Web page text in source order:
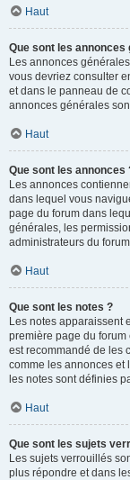
Haut
Que sont les annonces
Les annonces
vous devriez consulter
et dans le panneau de
annonces générales
Haut
Que sont les annonces
Les annonces
dans lequel vous
page du forum dans
générales, les
administrateurs du
Haut
Que sont les notes ?
Les notes apparaissent
première page du forum
est recommandé de les
comme les annonces et
les notes sont définies
Haut
Que sont les sujets
Les sujets verrouillés
plus répondre et dans